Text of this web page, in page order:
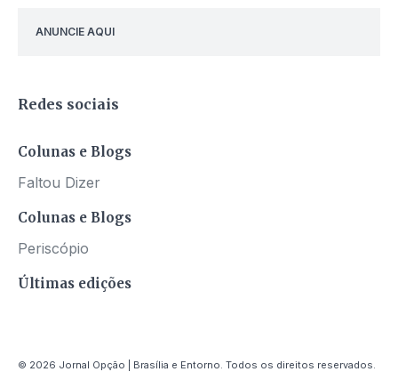
ANUNCIE AQUI
Redes sociais
Colunas e Blogs
Faltou Dizer
Colunas e Blogs
Periscópio
Últimas edições
© 2026 Jornal Opção | Brasília e Entorno. Todos os direitos reservados.